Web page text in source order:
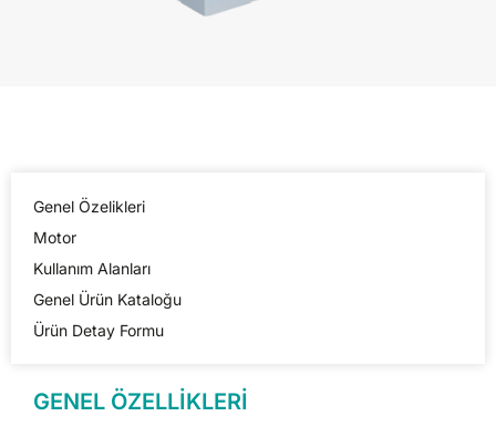
Genel Özelikleri
Motor
Kullanım Alanları
Genel Ürün Kataloğu
Ürün Detay Formu
GENEL ÖZELLİKLERİ